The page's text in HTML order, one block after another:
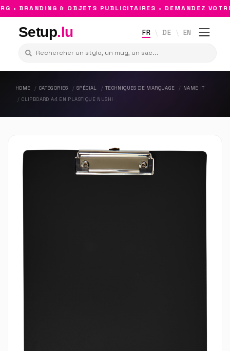
• BRANDING & OBJETS PUBLICITAIRES • DEMANDEZ
Setup.lu FR DE EN
HOME CATÉGORIES SPÉCIAL TECHNIQUES DE MARQUAGE
NAME IT
CLIPBOARD A4 EN PLASTIQUE NUSHI